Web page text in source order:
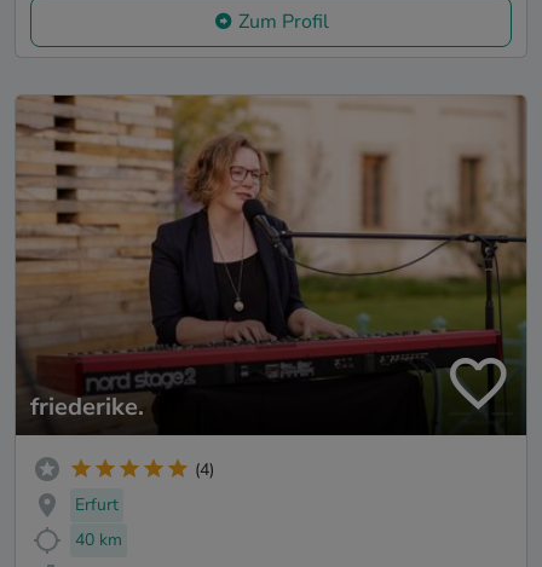
Zum Profil
friederike.
(4)
Erfurt
40 km